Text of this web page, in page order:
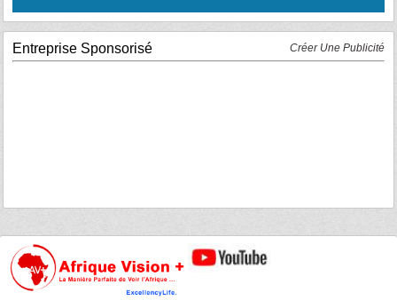
Entreprise Sponsorisé Créer Une Publicité